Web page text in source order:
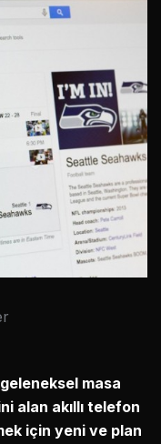
masa
alan akıllı telefon
için yeni ve plan